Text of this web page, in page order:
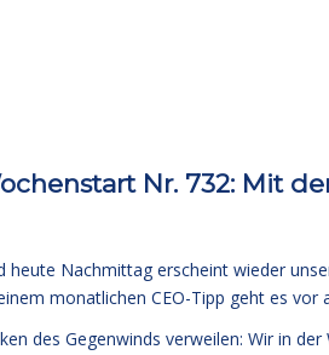
Nr. 732: Mit
Nachmittag erscheint wieder
monatlichen CEO-Tipp geht es
des Gegenwinds verweilen: Wir in